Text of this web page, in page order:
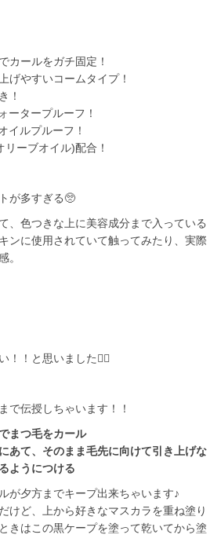
カールをガチ固定！
げやすいコームタイプ！
！
ータープルーフ！
イルプルーフ！
ーブオイル)配合！
が多すぎる🥺
、色つきな上に美容成分まで入っている
ンに使用されていて触ってみたり、実際
。
！と思いました✊🏻
で伝授しちゃいます！！
まつ毛をカール
あて、そのまま毛先に向けて引き上げな
ようにつける
が夕方までキープ出来ちゃいます♪
けど、上から好きなマスカラを重ね塗り
きはこの黒ケープを塗って乾いてから塗